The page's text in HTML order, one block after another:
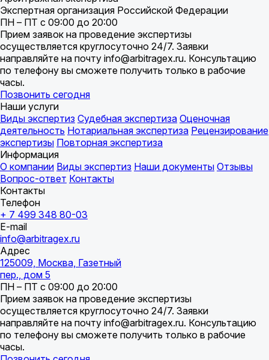
Экспертная организация Российской Федерации
ПН – ПТ с 09:00 до 20:00
Прием заявок на проведение экспертизы
осуществляется круглосуточно 24/7. Заявки
направляйте на почту info@arbitragex.ru. Консультацию
по телефону вы сможете получить только в рабочие
часы.
Позвонить сегодня
Наши услуги
Виды экспертиз Судебная экспертиза Оценочная
деятельность Нотариальная экспертиза Рецензирование
экспертизы Повторная экспертиза
Информация
О компании Виды экспертиз Наши документы Отзывы
Вопрос-ответ Контакты
Контакты
Телефон
+ 7 499 348 80-03
E-mail
info@arbitragex.ru
Адрес
125009, Москва, Газетный
пер., дом 5
ПН – ПТ с 09:00 до 20:00
Прием заявок на проведение экспертизы
осуществляется круглосуточно 24/7. Заявки
направляйте на почту info@arbitragex.ru. Консультацию
по телефону вы сможете получить только в рабочие
часы.